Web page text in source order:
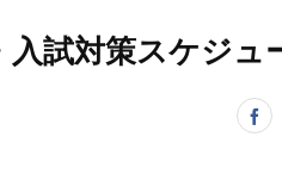
入試対策スケジュ